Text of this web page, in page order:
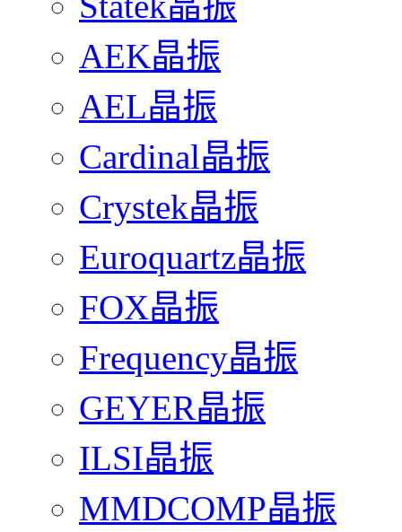
AEK晶振
AEL晶振
Cardinal晶振
Crystek晶振
Euroquartz晶振
FOX晶振
Frequency晶振
GEYER晶振
ILSI晶振
MMDCOMP晶振